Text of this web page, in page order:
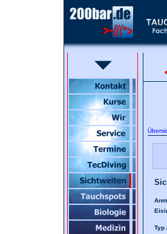
Typ